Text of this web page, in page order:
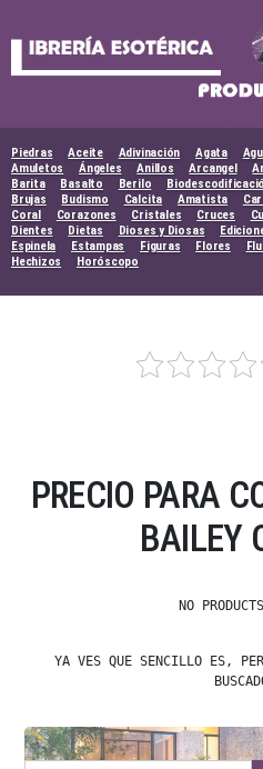
Piedras Aceite Adivinación Agata
Amuletos
Ángeles Anillos Arcangel
Barita
Basalto Berilo
Brujas
Budismo Calcita Amatista
Coral
Corazones Cristales Cruces
Dientes
Dietas Dioses y Diosas
Espinela
Estampas Figuras Flores
Hechizos
Horóscopo
PRECIO PARA
BAILEY
NO
YA VES QUE SENCILLO ES,